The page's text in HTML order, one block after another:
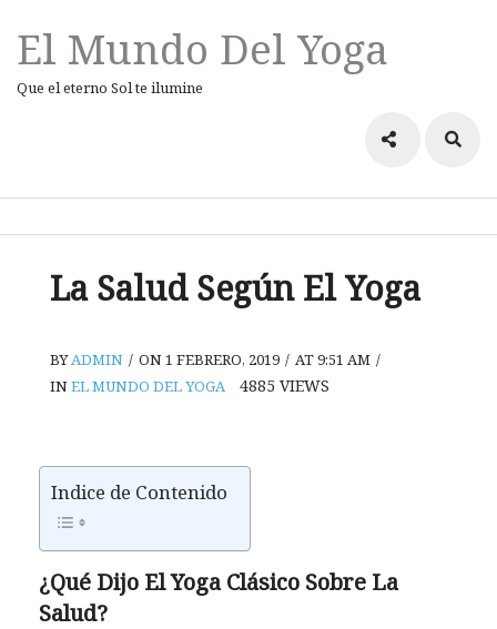
El Mundo Del Yoga
Que el eterno Sol te ilumine
La Salud Según El Yoga
BYADMIN / ON 1 FEBRERO, 2019 / AT 9:51 AM /
INEL MUNDO DEL YOGA 4885 VIEWS
Indice de Contenido
¿Qué Dijo El Yoga Clásico Sobre La
Salud?